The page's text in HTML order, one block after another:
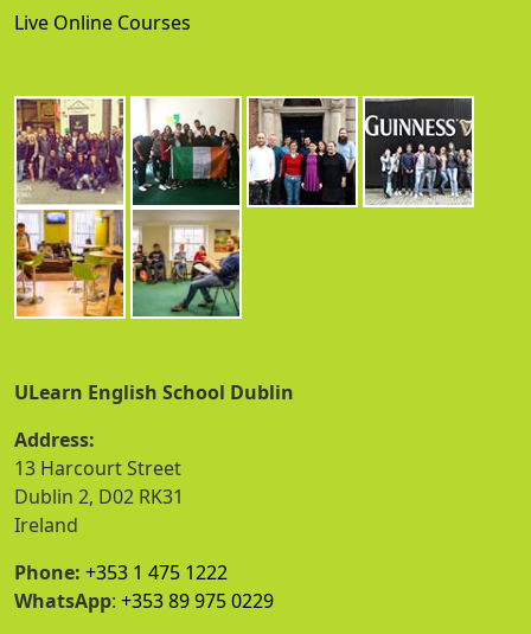
Live Online Courses
ULearn English School Dublin
Address:
13 Harcourt Street
Dublin 2, D02 RK31
Ireland
Phone: +353 1 475 1222
WhatsApp: +353 89 975 0229